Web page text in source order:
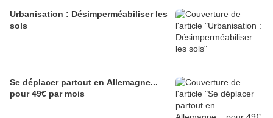
Urbanisation : Désimperméabiliser les
sols
Se déplacer partout en Allemagne...
pour 49€ par mois